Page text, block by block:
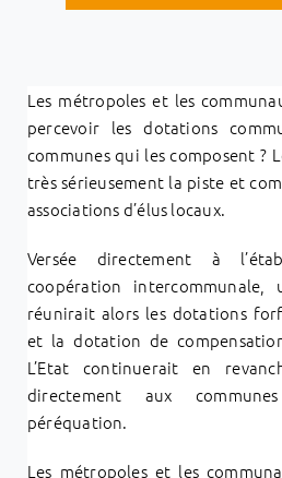
Les métropoles et les
percevoir les dotations
communes qui les composent ?
très sérieusement la piste et
associations d’élus locaux.
Versée directement à
coopération
réunirait alors les dotations
et la dotation de
L’Etat continuerait en
directement aux
péréquation.
Les métropoles et les